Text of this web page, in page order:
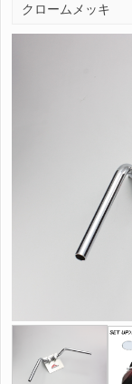
クロームメッキ